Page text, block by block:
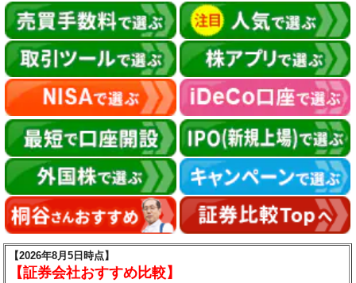
【2026年8月5日時点】
【証券会社おすすめ比較】